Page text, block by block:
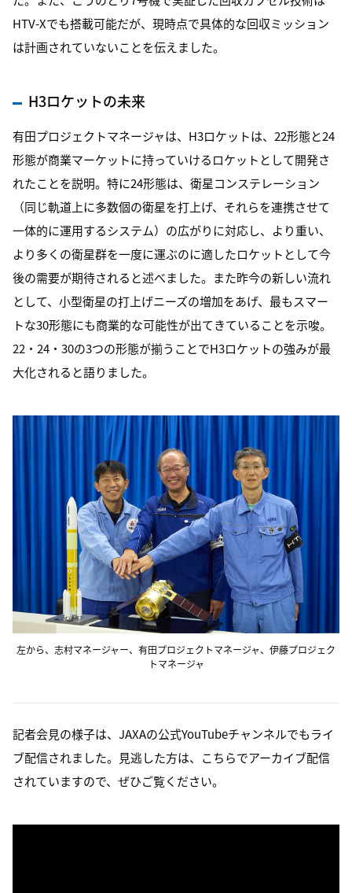
HTV-Xでも搭載可能だが、現時点で具体的な回収ミッション
は計画されていないことを伝えました。
H3ロケットの未来
有田プロジェクトマネージャは、H3ロケットは、22形態と24
形態が商業マーケットに持っていけるロケットとして開発さ
れたことを説明。特に24形態は、衛星コンステレーション
（同じ軌道上に多数個の衛星を打上げ、それらを連携させて
一体的に運用するシステム）の広がりに対応し、より重い、
より多くの衛星群を一度に運ぶのに適したロケットとして今
後の需要が期待されると述べました。また昨今の新しい流れ
として、小型衛星の打上げニーズの増加をあげ、最もスマー
トな30形態にも商業的な可能性が出てきていることを示唆。
22・24・30の3つの形態が揃うことでH3ロケットの強みが最
大化されると語りました。
左から、志村マネージャー、有田プロジェクトマネージャ、伊藤プロジェク
トマネージャ
記者会見の様子は、JAXAの公式YouTubeチャンネルでもライ
ブ配信されました。見逃した方は、こちらでアーカイブ配信
されていますので、ぜひご覧ください。